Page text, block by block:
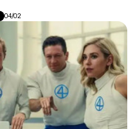
04/02